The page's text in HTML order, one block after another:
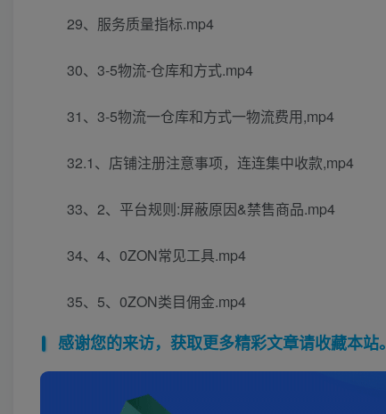
29、服务质量指标.mp4
30、3-5物流-仓库和方式.mp4
31、3-5物流一仓库和方式一物流费用,mp4
32.1、店铺注册注意事项，连连集中收款,mp4
33、2、平台规则:屏蔽原因&禁售商品.mp4
34、4、0ZON常见工具.mp4
35、5、0ZON类目佣金.mp4
感谢您的来访，获取更多精彩文章请收藏本站。